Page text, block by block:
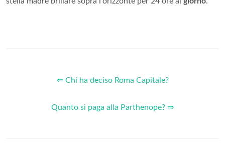
⇐ Chi ha deciso Roma Capitale?
Quanto si paga alla Parthenope? ⇒